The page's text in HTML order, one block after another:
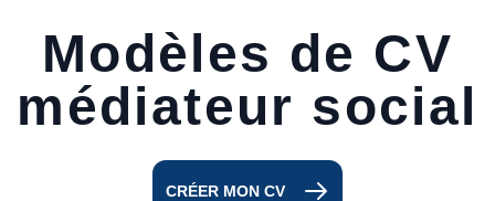
Modèles de CV
médiateur social
CRÉER MON CV